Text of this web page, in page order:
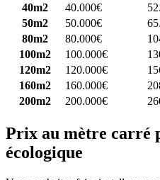
40m2
40.000€
50m2
50.000€
80m2
80.000€
100m2
100.000€
120m2
120.000€
160m2
160.000€
200m2
200.000€
Prix au mètre carré
écologique